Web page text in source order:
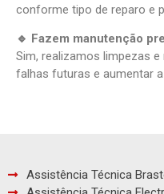
conforme tipo de reparo e
🔹 Fazem manutenção
Sim, realizamos limpezas
falhas futuras e aumentar
Assistência Técnica